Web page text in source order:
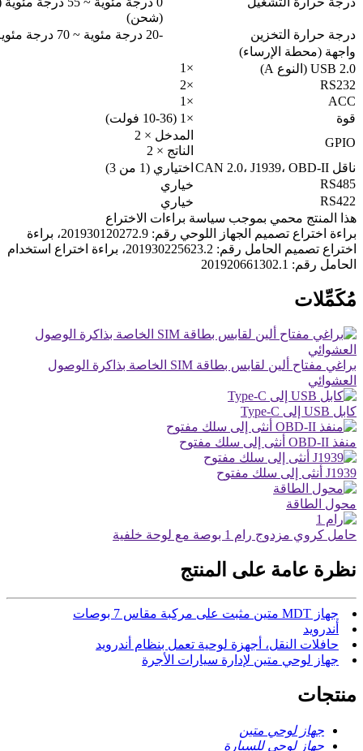
(شحن)
درجة حرارة التخزين
-20 درجة مئوية ~ 70 درجة مئوية (-4 درجة فهرنهايت ~ 158 درجة فهرنهايت)
واجهة (محطة الإرساء)
USB 2.0 (النوع A)
×1
RS232
×2
ACC
×1
قوة
×1 (10-36 فولت)
GPIO
المدخل × 2
الناتج × 2
ناقل CAN 2.0، J1939، OBD-II
اختياري (1 من 3)
RS485
خياري
RS422
خياري
هذا المنتج محمي بموجب سياسة براءات الاختراع
براءة اختراع تصميم الجهاز اللوحي رقم: 201930120272.9، براءة
اختراع تصميم الحامل رقم: 201930225623.2، براءة اختراع استخدام
الحامل رقم: 201920661302.1
مُكَمِّلات
براغي مفتاح ألين لقابس بطاقة SIM الخاصة بذاكرة الوصول
العشوائي
كابل USB إلى Type-C
منفذ OBD-II أنثى إلى سلك مفتوح
J1939 أنثى إلى سلك مفتوح
محول الطاقة
حامل كروي مزدوج رام 1 بوصة مع لوحة خلفية
نظرة عامة على المنتج
جهاز MDT متين مثبت على مركبة مقاس 7 بوصات
أندرويد
حافلات النقل، أجهزة لوحية تعمل بنظام أندرويد
جهاز لوحي متين لإدارة سيارات الأجرة
منتجات
جهاز لوحي متين
جهاز لوحي للسيارة